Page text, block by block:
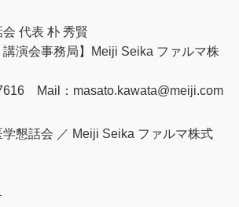
代表 朴 秀賢
講演会事務局】Meiji Seika ファルマ株
Mail：masato.kawata@meiji.com
懇話会 ／ Meiji Seika ファルマ株式